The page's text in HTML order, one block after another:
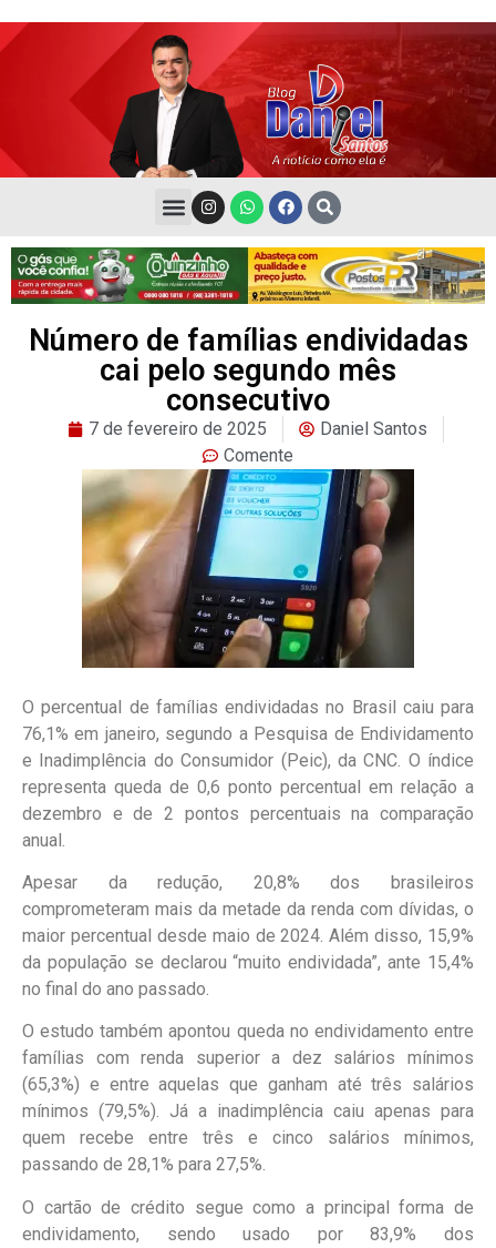
Número de famílias endividadas
cai pelo segundo mês
consecutivo
7 de fevereiro de 2025
Daniel Santos
Comente
O percentual de famílias endividadas no Brasil caiu para
76,1% em janeiro, segundo a Pesquisa de Endividamento
e Inadimplência do Consumidor (Peic), da CNC. O índice
representa queda de 0,6 ponto percentual em relação a
dezembro e de 2 pontos percentuais na comparação
anual.
Apesar da redução, 20,8% dos brasileiros
comprometeram mais da metade da renda com dívidas, o
maior percentual desde maio de 2024. Além disso, 15,9%
da população se declarou “muito endividada”, ante 15,4%
no final do ano passado.
O estudo também apontou queda no endividamento entre
famílias com renda superior a dez salários mínimos
(65,3%) e entre aquelas que ganham até três salários
mínimos (79,5%). Já a inadimplência caiu apenas para
quem recebe entre três e cinco salários mínimos,
passando de 28,1% para 27,5%.
O cartão de crédito segue como a principal forma de
endividamento, sendo usado por 83,9% dos